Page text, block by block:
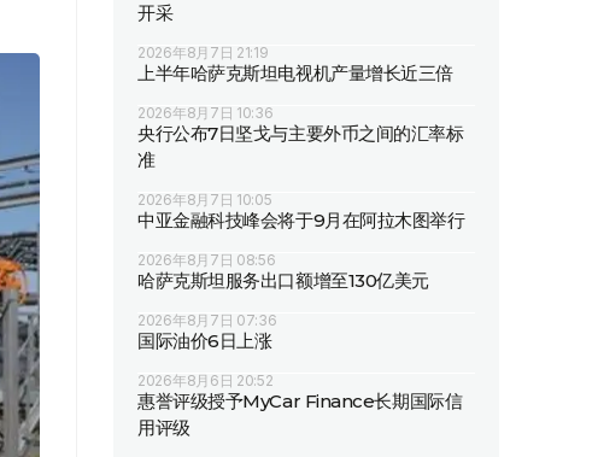
开采
2026年8月7日 21:19
上半年哈萨克斯坦电视机产量增长近三倍
2026年8月7日 10:36
央行公布7日坚戈与主要外币之间的汇率标
准
2026年8月7日 10:05
中亚金融科技峰会将于9月在阿拉木图举行
2026年8月7日 08:56
哈萨克斯坦服务出口额增至130亿美元
2026年8月7日 07:36
国际油价6日上涨
2026年8月6日 20:52
惠誉评级授予MyCar Finance长期国际信
用评级